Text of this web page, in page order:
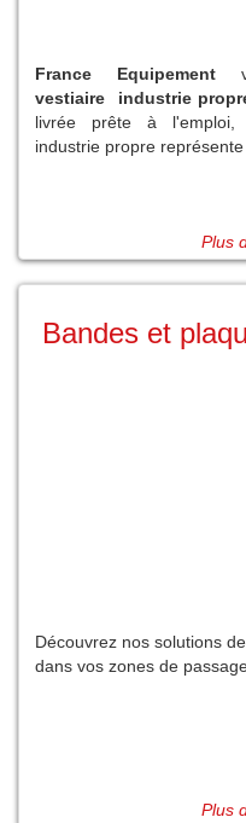
France Equipement
vestiaire industrie
livrée prête à l'emploi,
industrie propre
Plus
Bandes et
Découvrez nos solutions
dans vos zones de
Plus